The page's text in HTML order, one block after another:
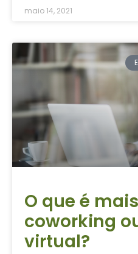
maio 14, 2021
O que é
coworking
virtual?